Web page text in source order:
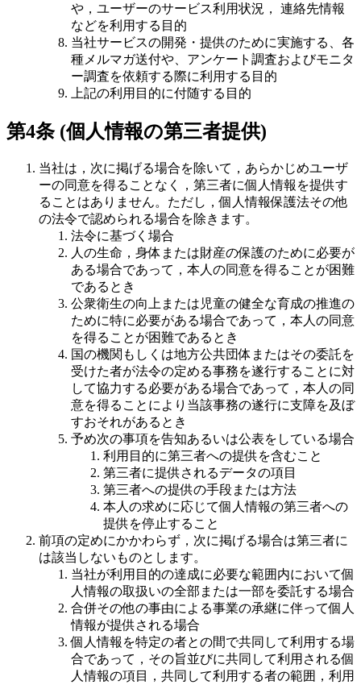
や，ユーザーのサービス利用状況， 連絡先情報
などを利用する目的
当社サービスの開発・提供のために実施する、各
種メルマガ送付や、アンケート調査およびモニタ
ー調査を依頼する際に利用する目的
上記の利用目的に付随する目的
第4条 (個人情報の第三者提供)
当社は，次に掲げる場合を除いて，あらかじめユーザ
ーの同意を得ることなく，第三者に個人情報を提供す
ることはありません。ただし，個人情報保護法その他
の法令で認められる場合を除きます。
法令に基づく場合
人の生命，身体または財産の保護のために必要が
ある場合であって，本人の同意を得ることが困難
であるとき
公衆衛生の向上または児童の健全な育成の推進の
ために特に必要がある場合であって，本人の同意
を得ることが困難であるとき
国の機関もしくは地方公共団体またはその委託を
受けた者が法令の定める事務を遂行することに対
して協力する必要がある場合であって，本人の同
意を得ることにより当該事務の遂行に支障を及ぼ
すおそれがあるとき
予め次の事項を告知あるいは公表をしている場合
利用目的に第三者への提供を含むこと
第三者に提供されるデータの項目
第三者への提供の手段または方法
本人の求めに応じて個人情報の第三者への
提供を停止すること
前項の定めにかかわらず，次に掲げる場合は第三者に
は該当しないものとします。
当社が利用目的の達成に必要な範囲内において個
人情報の取扱いの全部または一部を委託する場合
合併その他の事由による事業の承継に伴って個人
情報が提供される場合
個人情報を特定の者との間で共同して利用する場
合であって，その旨並びに共同して利用される個
人情報の項目，共同して利用する者の範囲，利用